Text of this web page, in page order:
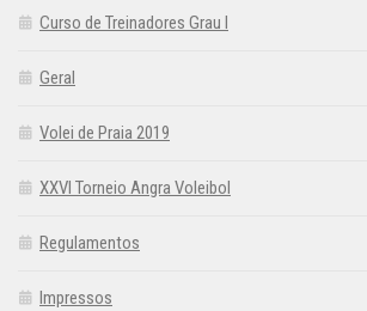
Curso de Treinadores Grau I
Geral
Volei de Praia 2019
XXVI Torneio Angra Voleibol
Regulamentos
Impressos